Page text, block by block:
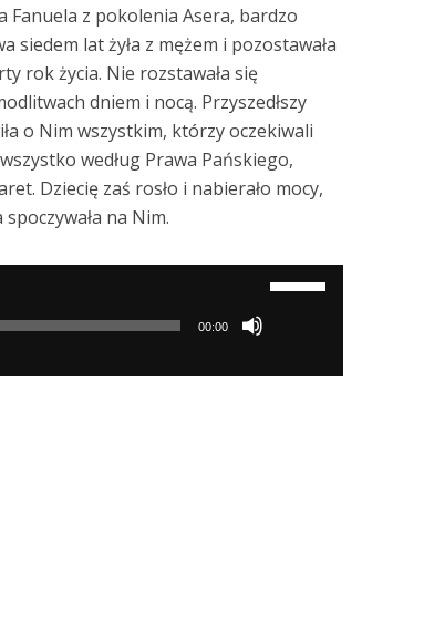
Fanuela z pokolenia Asera, bardzo
siedem lat żyła z mężem i pozostawała
rok życia. Nie rozstawała się
dniem i nocą. Przyszedłszy
o Nim wszystkim, którzy oczekiwali
według Prawa Pańskiego,
Dziecię zaś rosło i nabierało mocy,
na Nim.
00:00